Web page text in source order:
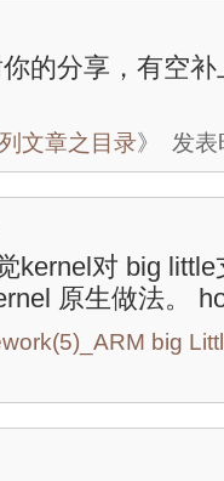
的分享，有空
文章之目录》 发
kernel对 big
原生做法。
big